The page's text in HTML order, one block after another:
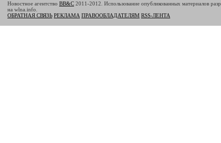
Новостное агентство BB&C 2011-2012. Использование опубликованных материалов
на wlna.info.
ОБРАТНАЯ СВЯЗЬ РЕКЛАМА ПРАВООБЛАДАТЕЛЯМ RSS-ЛЕНТА